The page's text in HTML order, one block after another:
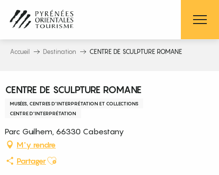
contenu
principal
Accueil Destination CENTRE DE SCULPTURE ROMANE
CENTRE DE SCULPTURE ROMANE
MUSÉES, CENTRES D'INTERPRÉTATION ET COLLECTIONS
CENTRE D'INTERPRÉTATION
Parc Guilhem, 66330 Cabestany
M'y rendre
PartagerAjouter aux favoris